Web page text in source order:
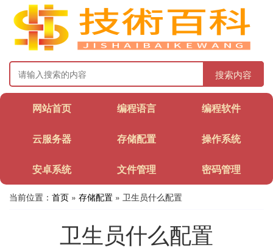
搜索内容
网站首页 编程语言 编程软件
云服务器 存储配置 操作系统
安卓系统 文件管理 密码管理
当前位置： 首页 » 存储配置 » 卫生员什么配置
卫生员什么配置